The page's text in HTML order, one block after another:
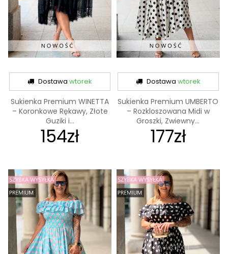
Dostawawtorek
Sukienka Premium WINETTA
– Koronkowe Rękawy, Złote
Guziki i...
154zł
Dostawa wtorek
Sukienka Premium UMBERTO
– Rozkloszowana Midi w
Groszki, Zwiewny...
177zł